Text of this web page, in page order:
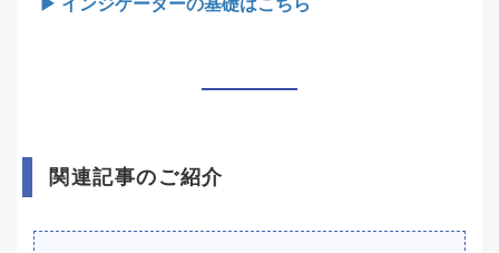
▶ インジケーターの基礎はこちら
関連記事のご紹介